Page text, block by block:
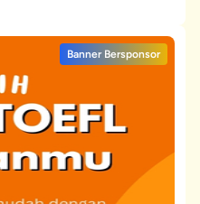
Banner Bersponsor